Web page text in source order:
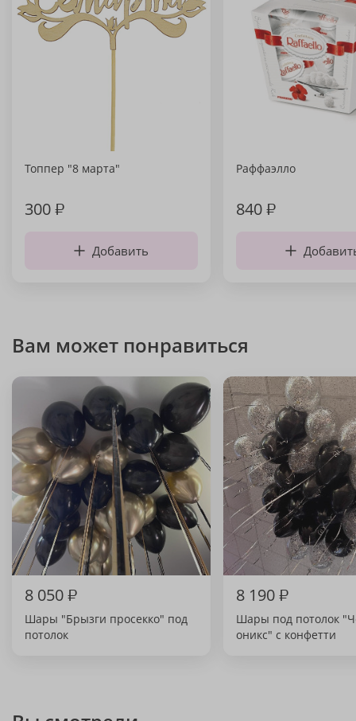
Топпер "8 марта"
300₽
Добавить
Раффаэлло
840₽
Вам может понравиться
8 050₽
Шары "Брызги просекко" под
потолок
8 190₽
Шары под потолок
оникс" с конфетти